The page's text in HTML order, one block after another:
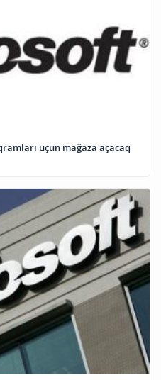
üçün mağaza açacaq